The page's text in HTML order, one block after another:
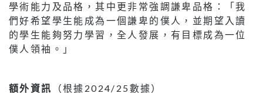
學術能力及品格，其中更非常強調謙卑品格：「我
們好希望學生能成為一個謙卑的僕人，並期望入讀
的學生能夠努力學習，全人發展，有目標成為一位
僕人領袖。」
額外資訊
（根據2024/25數據）